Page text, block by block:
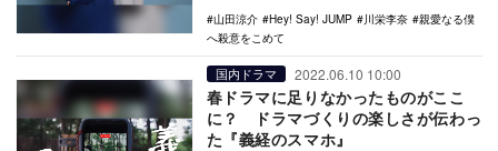
山田涼介
Hey! Say! JUMP 川栄李奈
親愛なる僕
へ殺意をこめて
国内ドラマ 2022.06.10 10:00
春ドラマに足りなかったものがここ
に？ ドラマづくりの楽しさが伝わっ
た『義経のスマホ』